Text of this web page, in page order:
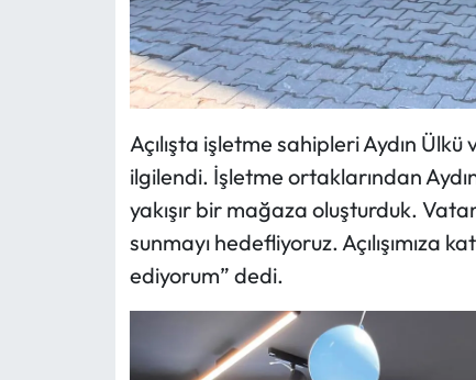
Açılışta işletme sahipleri Aydın
ilgilendi. İşletme ortaklarından Aydın
yakışır bir mağaza oluşturduk.
sunmayı hedefliyoruz. Açılışımıza
ediyorum” dedi.